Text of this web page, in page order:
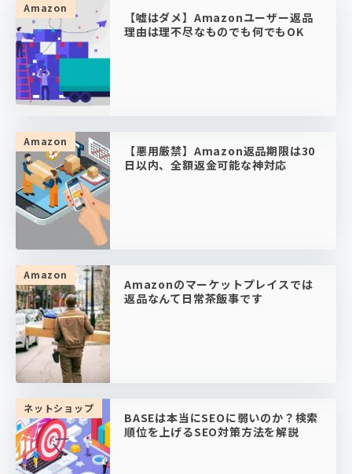
Amazon
【嘘はダメ】Amazonユーザー返品
理由は理不尽なものでも何でもOK
Amazon
【悪用厳禁】Amazon返品期限は30
日以内、全額返金可能な神対応
Amazon
Amazonのマーケットプレイスでは
返品なんて日常茶飯事です
ネットショップ
BASEは本当にSEOに弱いのか？検索
順位を上げるSEO対策方法を解説